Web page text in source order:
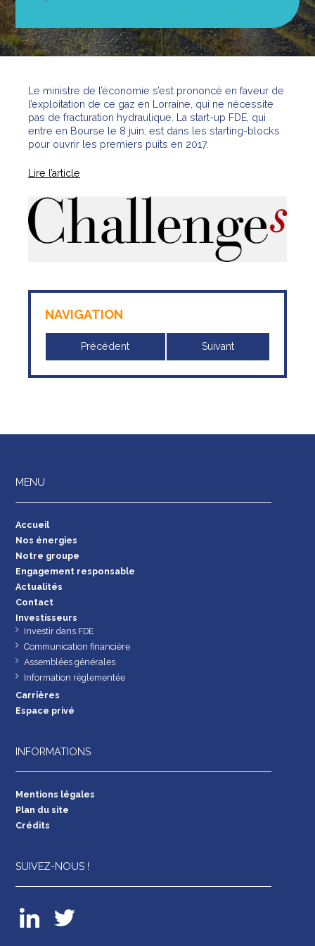
Le ministre de l’économie s’est prononcé en faveur de
l’exploitation de ce gaz en Lorraine, qui ne nécessite
pas de fracturation hydraulique. La start-up FDE, qui
entre en Bourse le 8 juin, est dans les starting-blocks
pour ouvrir les premiers puits en 2017.
Lire l’article
NAVIGATION
Précédent Suivant
MENU
Accueil
Nos énergies
Notre groupe
Engagement responsable
Actualités
Contact
Investisseurs
Investir dans FDE
Communication financière
Assemblées générales
Information règlementée
Carrières
Espace privé
INFORMATIONS
Mentions légales
Plan du site
Crédits
SUIVEZ-NOUS !